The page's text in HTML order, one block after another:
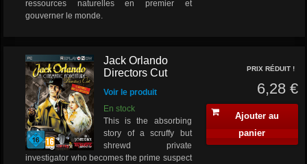
ressources naturelles en premier et
gouverner le monde.
Jack Orlando
Directors Cut
Voir le produit
En stock
This is the absorbing
story of a scruffy but
shrewd private
investigator who becomes the prime suspect
PRIX RÉDUIT !
6,28 €
Ajouter au
panier